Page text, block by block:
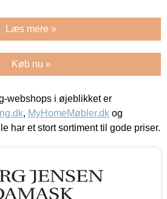
Læs mere »
Køb nu »
webshops i øjeblikket er
, MyHomeMøbler.dk og
har et stort sortiment til gode priser.